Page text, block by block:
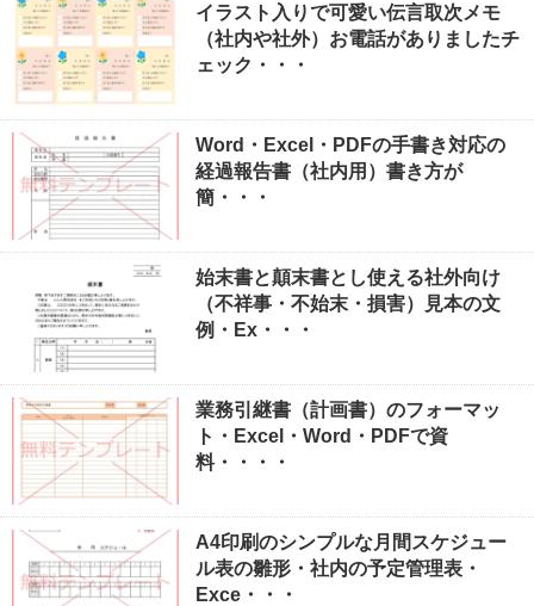
イラスト入りで可愛い伝言取次メモ
（社内や社外）お電話がありましたチ
ェック・・・
Word・Excel・PDFの手書き対応の
経過報告書（社内用）書き方が
簡・・・
始末書と顛末書とし使える社外向け
（不祥事・不始末・損害）見本の文
例・Ex・・・
業務引継書（計画書）のフォーマッ
ト・Excel・Word・PDFで資
料・・・・
A4印刷のシンプルな月間スケジュー
ル表の雛形・社内の予定管理表・
Exce・・・